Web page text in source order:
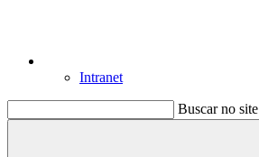
Intranet
Buscar no site